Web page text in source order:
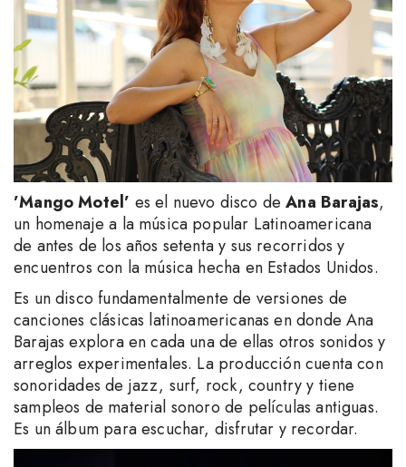
’Mango Motel’ es el nuevo disco deAna Barajas,
un homenaje a la música popular Latinoamericana
de antes de los años setenta y sus recorridos y
encuentros con la música hecha en Estados Unidos.
Es un disco fundamentalmente de versiones de
canciones clásicas latinoamericanas en donde Ana
Barajas explora en cada una de ellas otros sonidos y
arreglos experimentales. La producción cuenta con
sonoridades de jazz, surf, rock, country y tiene
sampleos de material sonoro de películas antiguas.
Es un álbum para escuchar, disfrutar y recordar.